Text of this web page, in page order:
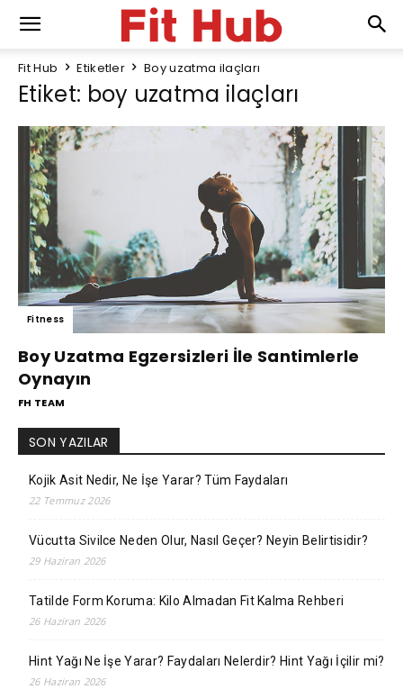
Fit Hub Etiketler Boy uzatma ilaçları
Etiket: boy uzatma ilaçları
Fitness
Boy Uzatma Egzersizleri İle Santimlerle
Oynayın
FH TEAM
SON YAZILAR
Kojik Asit Nedir, Ne İşe Yarar? Tüm Faydaları
22 Temmuz 2026
Vücutta Sivilce Neden Olur, Nasıl Geçer? Neyin Belirtisidir?
29 Haziran 2026
Tatilde Form Koruma: Kilo Almadan Fit Kalma Rehberi
26 Haziran 2026
Hint Yağı Ne İşe Yarar? Faydaları Nelerdir? Hint Yağı İçilir mi?
26 Haziran 2026